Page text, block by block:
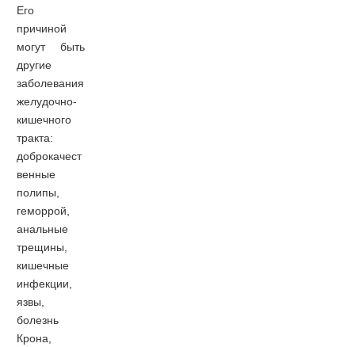
Его
причиной
могут быть
другие
заболевания
желудочно-
кишечного
тракта:
доброкачест
венные
полипы,
геморрой,
анальные
трещины,
кишечные
инфекции,
язвы,
болезнь
Крона,